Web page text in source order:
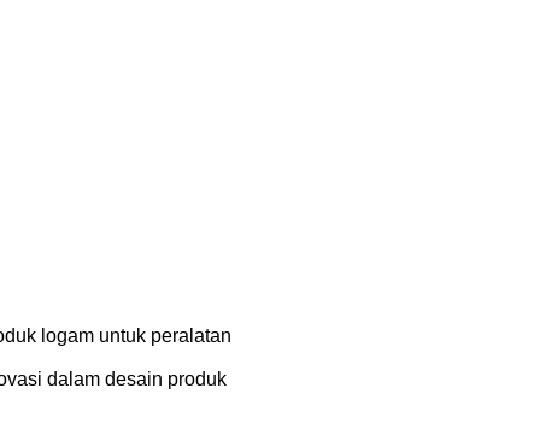
logam untuk peralatan
dalam desain produk